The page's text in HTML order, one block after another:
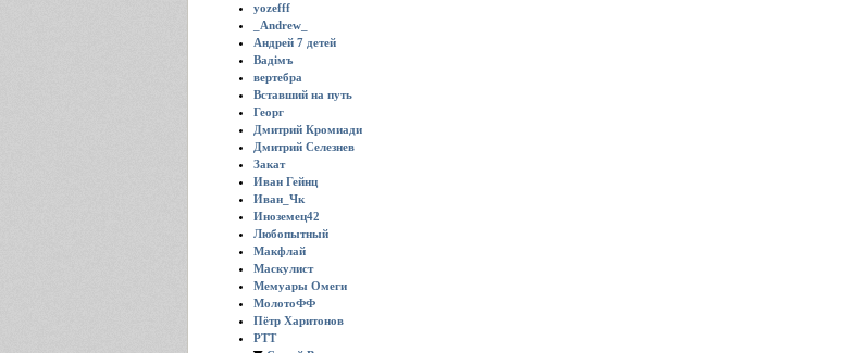
yozefff
_Andrew_
Андрей 7 детей
Вадiмъ
вертебра
Вставший на путь
Георг
Дмитрий Кромиади
Дмитрий Селезнев
Закат
Иван Гейнц
Иван_Чк
Иноземец42
Любопытный
Макфлай
Маскулист
Мемуары Омеги
МолотоФФ
Пётр Харитонов
РТТ